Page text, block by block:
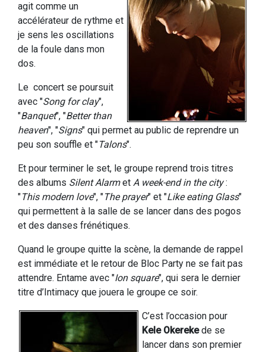
agit comme un
accélérateur de rythme et
je sens les oscillations
de la foule dans mon
dos.
Le concert se poursuit
avec "Song for clay",
"Banquet", "Better than
heaven", "Signs" qui permet au public de reprendre un
peu son souffle et "Talons".
Et pour terminer le set, le groupe reprend trois titres
des albums Silent Alarmet A week-end in the city:
"This modern love", "The prayer" et "Like eating Glass"
qui permettent à la salle de se lancer dans des pogos
et des danses frénétiques.
Quand le groupe quitte la scène, la demande de rappel
est immédiate et le retour de Bloc Party ne se fait pas
attendre. Entame avec "Ion square", qui sera le dernier
titre d’Intimacy que jouera le groupe ce soir.
C’est l’occasion pour
Kele Okerekede se
lancer dans son premier